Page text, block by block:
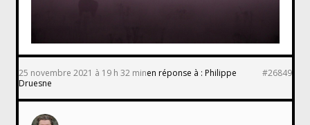
25 novembre 2021 à 19 h 32 minen réponse à : Philippe
Druesne
#26849